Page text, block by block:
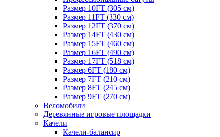
Размер 10FT (305 см)
Размер 11FT (330 см)
Размер 12FT (370 см)
Размер 14FT (430 см)
Размер 15FT (460 см)
Размер 16FT (490 см)
Размер 17FT (518 см)
Размер 6FT (180 см)
Размер 7FT (210 см)
Размер 8FT (245 см)
Размер 9FT (270 см)
Веломобили
Деревянные игровые площадки
Качели
Качели-балансир